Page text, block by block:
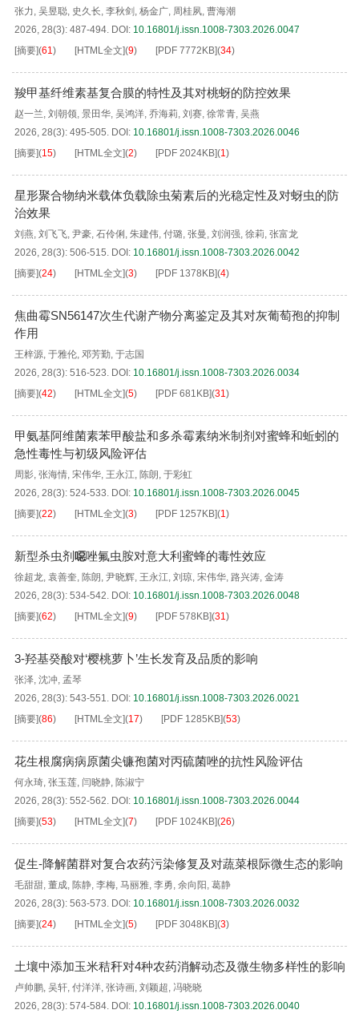
张力, 吴昱聪, 史久长, 李秋剑 , 杨金广, 周桂夙, 曹海潮
2026, 28(3): 487-494. DOI: 10.16801/j.issn.1008-7303.2026.0047
[摘要](61) [HTML全文](9) [PDF 7772KB](34)
羧甲基纤维素基复合膜的特性及其对桃蚜的防控效果
赵一兰, 刘朝领, 景田华, 吴鸿洋, 乔海莉, 刘赛, 徐常青, 吴燕
2026, 28(3): 495-505. DOI: 10.16801/j.issn.1008-7303.2026.0046
[摘要](15) [HTML全文](2) [PDF 2024KB](1)
星形聚合物纳米载体负载除虫菊素后的光稳定性及对蚜虫的防
治效果
刘燕, 刘飞飞, 尹豪, 石伶俐 , 朱建伟, 付璐, 张曼, 刘润强, 徐莉, 张富龙
2026, 28(3): 506-515. DOI: 10.16801/j.issn.1008-7303.2026.0042
[摘要](24) [HTML全文](3) [PDF 1378KB](4)
焦曲霉SN56147次生代谢产物分离鉴定及其对灰葡萄孢的抑制
作用
王梓源, 于雅伦, 邓芳勤, 于志国
2026, 28(3): 516-523. DOI: 10.16801/j.issn.1008-7303.2026.0034
[摘要](42) [HTML全文](5) [PDF 681KB](31)
甲氨基阿维菌素苯甲酸盐和多杀霉素纳米制剂对蜜蜂和蚯蚓的
急性毒性与初级风险评估
周影, 张海情, 宋伟华, 王永江, 陈朗 , 于彩虹
2026, 28(3): 524-533. DOI: 10.16801/j.issn.1008-7303.2026.0045
[摘要](22) [HTML全文](3) [PDF 1257KB](1)
新型杀虫剂 噁唑氟虫胺对意大利蜜蜂的毒性效应
徐超龙, 袁善奎, 陈朗 , 尹晓辉, 王永江, 刘琼, 宋伟华, 路兴涛, 金涛
2026, 28(3): 534-542. DOI: 10.16801/j.issn.1008-7303.2026.0048
[摘要](62) [HTML全文](9) [PDF 578KB](31)
3-羟基癸酸对‘樱桃萝卜’生长发育及品质的影响
张泽, 沈冲, 孟琴
2026, 28(3): 543-551. DOI: 10.16801/j.issn.1008-7303.2026.0021
[摘要](86) [HTML全文](17) [PDF 1285KB](53)
花生根腐病病原菌尖镰孢菌对丙硫菌唑的抗性风险评估
何永琦, 张玉莲, 闫晓静, 陈淑宁
2026, 28(3): 552-562. DOI: 10.16801/j.issn.1008-7303.2026.0044
[摘要](53) [HTML全文](7) [PDF 1024KB](26)
促生-降解菌群对复合农药污染修复及对蔬菜根际微生态的影响
毛甜甜, 董成, 陈静, 李梅, 马丽雅, 李勇, 余向阳 , 葛静
2026, 28(3): 563-573. DOI: 10.16801/j.issn.1008-7303.2026.0032
[摘要](24) [HTML全文](5) [PDF 3048KB](3)
土壤中添加玉米秸秆对4种农药消解动态及微生物多样性的影响
卢帅鹏, 吴轩, 付洋洋, 张诗画, 刘颖超, 冯晓晓
2026, 28(3): 574-584. DOI: 10.16801/j.issn.1008-7303.2026.0040